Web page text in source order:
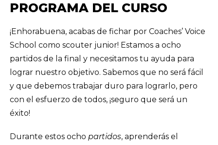
PROGRAMA DEL CURSO
¡Enhorabuena, acabas de fichar por Coaches’ Voice
School como scouter junior! Estamos a ocho
partidos de la final y necesitamos tu ayuda para
lograr nuestro objetivo. Sabemos que no será fácil
y que debemos trabajar duro para lograrlo, pero
con el esfuerzo de todos, ¡seguro que será un
éxito!
Durante estos ocho partidos, aprenderás el